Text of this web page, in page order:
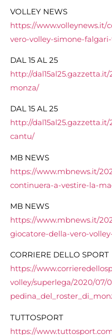
VOLLEY NEWS
https://www.volleynews.it/
vero-volley-simone-falgari-
DAL 15 AL 25
http://dal15al25.gazzetta.it/
monza/
DAL 15 AL 25
http://dal15al25.gazzetta.it/
cantu/
MB NEWS
https://www.mbnews.it/
continuera-a-vestire-la-
MB NEWS
https://www.mbnews.it/
giocatore-della-vero-
CORRIERE DELLO SPORT
https://www.
volley/superlega/2020/07/
TUTTOSPORT
https://